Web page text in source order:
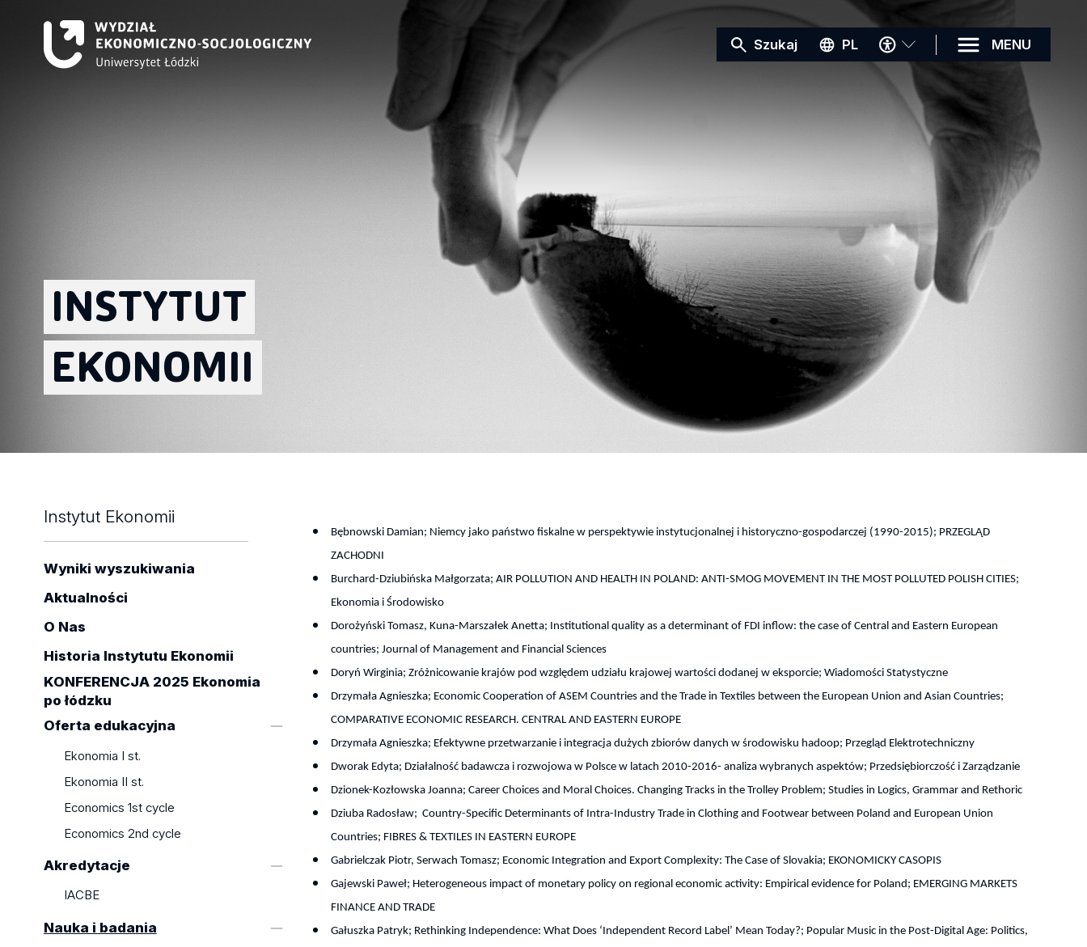
Szukaj PL
MENU
DOSTĘPNOŚCI
MENU
INSTYTUT
EKONOMII
Instytut Ekonomii
Wyniki wyszukiwania
Aktualności
O Nas
Historia Instytutu Ekonomii
KONFERENCJA 2025 Ekonomia
po łódzku
Oferta edukacyjna
Ekonomia I st.
Ekonomia II st.
Economics 1st cycle
Economics 2nd cycle
Akredytacje
IACBE
Nauka i badania
Bębnowski Damian; Niemcy jako państwo fiskalne w perspektywie instytucjonalnej i historyczno-gospodarczej (1990-2015); PRZEGLĄD
ZACHODNI
Burchard-Dziubińska Małgorzata; AIR POLLUTION AND HEALTH IN POLAND: ANTI-SMOG MOVEMENT IN THE MOST POLLUTED POLISH CITIES;
Ekonomia i Środowisko
Dorożyński Tomasz, Kuna-Marszałek Anetta; Institutional quality as a determinant of FDI inflow: the case of Central and Eastern European
countries; Journal of Management and Financial Sciences
Doryń Wirginia; Zróżnicowanie krajów pod względem udziału krajowej wartości dodanej w eksporcie; Wiadomości Statystyczne
Drzymała Agnieszka; Economic Cooperation of ASEM Countries and the Trade in Textiles between the European Union and Asian Countries;
COMPARATIVE ECONOMIC RESEARCH. CENTRAL AND EASTERN EUROPE
Drzymała Agnieszka; Efektywne przetwarzanie i integracja dużych zbiorów danych w środowisku hadoop; Przegląd Elektrotechniczny
Dworak Edyta; Działalność badawcza i rozwojowa w Polsce w latach 2010-2016- analiza wybranych aspektów; Przedsiębiorczość i Zarządzanie
Dzionek-Kozłowska Joanna; Career Choices and Moral Choices. Changing Tracks in the Trolley Problem; Studies in Logics, Grammar and Rethoric
Dziuba Radosław; Country-Specific Determinants of Intra-Industry Trade in Clothing and Footwear between Poland and European Union
Countries; FIBRES & TEXTILES IN EASTERN EUROPE
Gabrielczak Piotr, Serwach Tomasz; Economic Integration and Export Complexity: The Case of Slovakia; EKONOMICKY CASOPIS
Gajewski Paweł; Heterogeneous impact of monetary policy on regional economic activity: Empirical evidence for Poland; EMERGING MARKETS
FINANCE AND TRADE
Gałuszka Patryk; Rethinking Independence: What Does ‘Independent Record Label’ Mean Today?; Popular Music in the Post-Digital Age: Politics,